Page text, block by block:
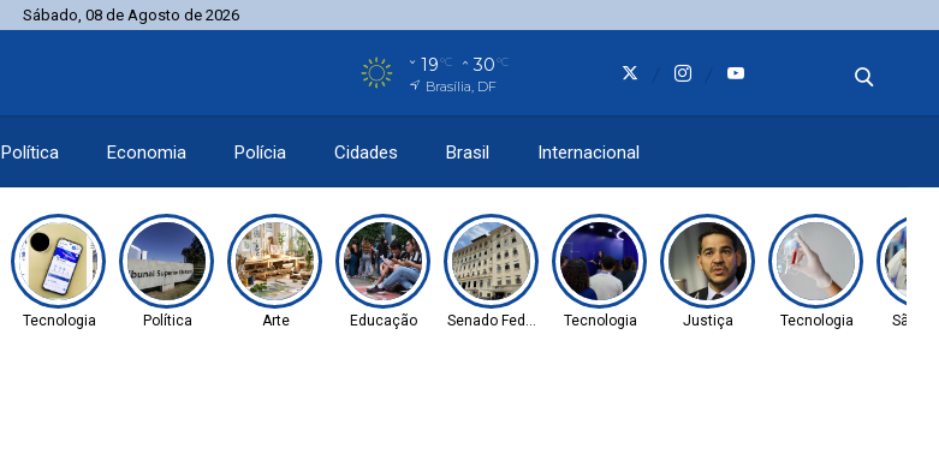
Sábado, 08 de Agosto de 2026
19°C 30°C
Brasília, DF
Política Economia Polícia Cidades Brasil Internacional
Tecnologia Política Arte Educação Senado Federal Tecnologia Justiça Tecnologia São